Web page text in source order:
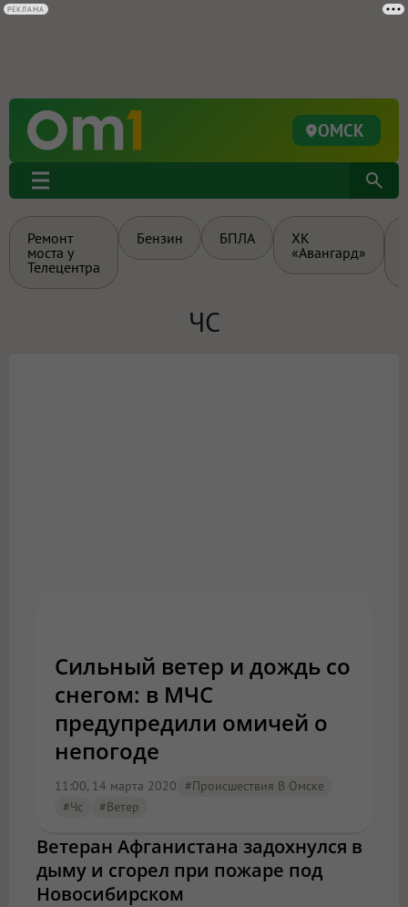
ОМСК
Ремонт
моста у
Телецентра
Бензин БПЛА
ХК
«Авангард»
ЧС
Сильный ветер и дождь со
снегом: в МЧС
предупредили омичей о
непогоде
11:00, 14 марта 2020 #Происшествия В Омске
#чс
#ветер
Ветеран Афганистана задохнулся в
дыму и сгорел при пожаре под
Новосибирском